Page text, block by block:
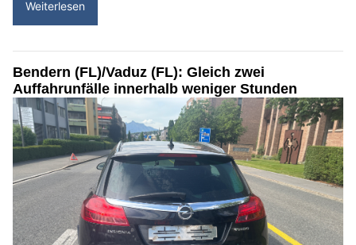
Weiterlesen
Bendern (FL)/Vaduz (FL): Gleich zwei
Auffahrunfälle innerhalb weniger Stunden